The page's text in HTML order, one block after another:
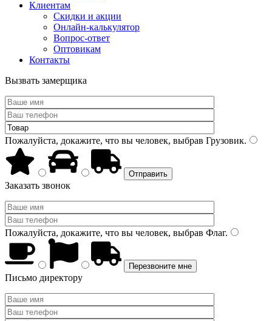
Клиентам
Скидки и акции
Онлайн-калькулятор
Вопрос-ответ
Оптовикам
Контакты
Вызвать замерщика
Пожалуйста, докажите, что вы человек, выбрав Грузовик.
Заказать звонок
Пожалуйста, докажите, что вы человек, выбрав Флаг.
Письмо директору